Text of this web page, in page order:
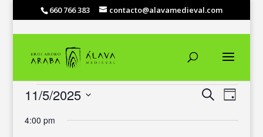
660 766 383 contacto@alavamedieval.com
EVENTOS
MAYO
DE
BÚSQUEDA
Buscar
DE
DE
Día
11/5/2025
la
4:00 pm